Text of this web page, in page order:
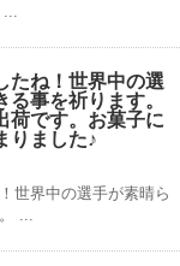
たね！世界中の選
事を祈ります。
荷です。お菓子に
りました♪
世界中の選手が素晴ら
...